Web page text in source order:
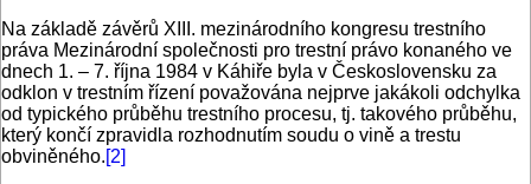
Na základě závěrů XIII. mezinárodního kongresu trestního
práva Mezinárodní společnosti pro trestní právo konaného ve
dnech 1. – 7. října 1984 v Káhiře byla v Československu za
odklon v trestním řízení považována nejprve jakákoli odchylka
od typického průběhu trestního procesu, tj. takového průběhu,
který končí zpravidla rozhodnutím soudu o vině a trestu
obviněného.[2]